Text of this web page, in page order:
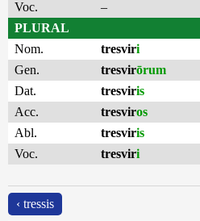
Voc.
–
PLURAL
Nom.
tresviri
Gen.
tresvirōrum
Dat.
tresviris
Acc.
tresviros
Abl.
tresviris
Voc.
tresviri
‹ tressis